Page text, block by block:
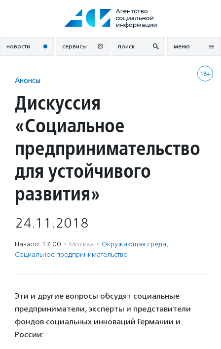
новости сервисы поиск меню
18+
Анонсы
Дискуссия
«Социальное
предпринимательство
для устойчивого
развития»
24.11.2018
Начало: 17:00 · Москва · Окружающая среда,
Социальное предпри­нима­тель­ство
Эти и другие вопросы обсудят социальные
предприниматели, эксперты и представители
фондов социальных инноваций Германии и
России: